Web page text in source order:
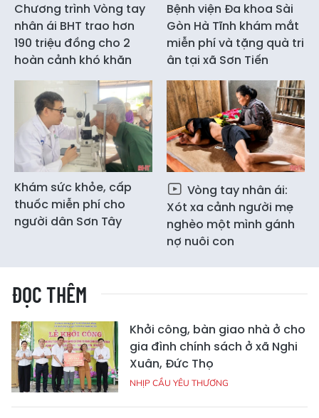
Chương trình Vòng tay
nhân ái BHT trao hơn
190 triệu đồng cho 2
hoàn cảnh khó khăn
Bệnh viện Đa khoa Sài
Gòn Hà Tĩnh khám mắt
miễn phí và tặng quà tri
ân tại xã Sơn Tiến
Khám sức khỏe, cấp
thuốc miễn phí cho
người dân Sơn Tây
Vòng tay nhân ái:
Xót xa cảnh người mẹ
nghèo một mình gánh
nợ nuôi con
ĐỌC THÊM
Khởi công, bàn giao nhà ở cho
gia đình chính sách ở xã Nghi
Xuân, Đức Thọ
NHỊP CẦU YÊU THƯƠNG